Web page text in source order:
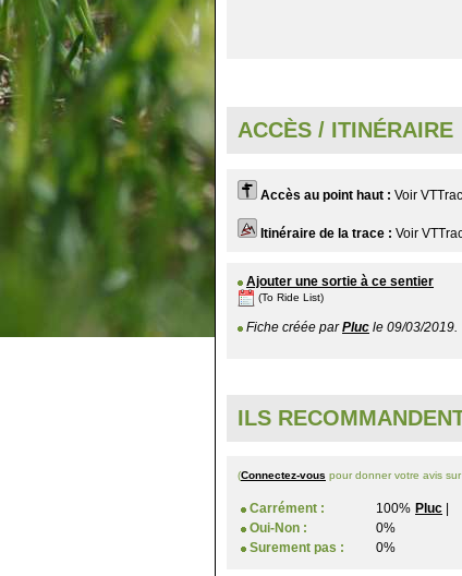
ACCÈS / ITINÉRAIRE
Accès au point haut : Voir
Itinéraire de la trace : Voir
Ajouter une sortie à ce sentier
(To Ride List)
Fiche créée parPluc le 09/03/2019.
ILS
(Connectez-vous pour donner votre avis
Carrément : 100% Pluc
Oui-Non :
0%
Surement pas :
0%